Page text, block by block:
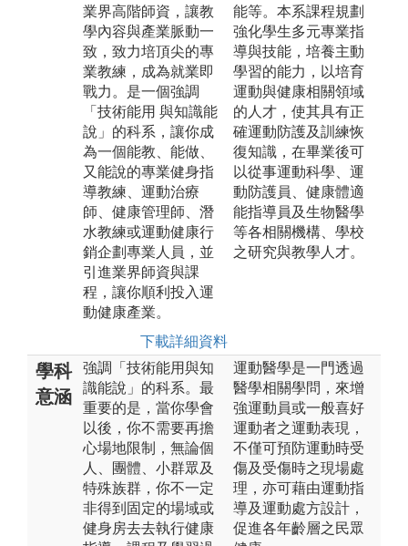
業界高階師資，讓教
學內容與產業脈動一
致，致力培頂尖的專
業教練，成為就業即
戰力。是一個強調
「技術能用 與知識能
說」的科系，讓你成
為一個能教、能做、
又能說的專業健身指
導教練、運動治療
師、健康管理師、潛
水教練或運動健康行
銷企劃專業人員，並
引進業界師資與課
程，讓你順利投入運
動健康產業。
下載詳細資料
能等。本系課程規劃
強化學生多元專業指
導與技能，培養主動
學習的能力，以培育
運動與健康相關領域
的人才，使其具有正
確運動防護及訓練恢
復知識，在畢業後可
以從事運動科學、運
動防護員、健康體適
能指導員及生物醫學
等各相關機構、學校
之研究與教學人才。
學科
意涵
強調「技術能用與知
識能說」的科系。最
重要的是，當你學會
以後，你不需要再擔
心場地限制，無論個
人、團體、小群眾及
特殊族群，你不一定
非得到固定的場域或
健身房去去執行健康
運動醫學是一門透過
醫學相關學問，來增
強運動員或一般喜好
運動者之運動表現，
不僅可預防運動時受
傷及受傷時之現場處
理，亦可藉由運動指
導及運動處方設計，
促進各年齡層之民眾